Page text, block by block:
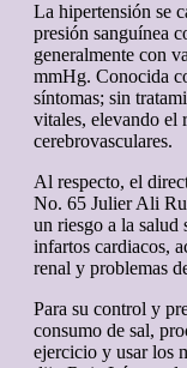
La hipertensión se
presión sanguínea
generalmente con
mmHg. Conocida
síntomas; sin
vitales, elevando el
cerebrovasculares.
Al respecto, el
No. 65 Julier Ali
un riesgo a la salud
infartos cardiacos,
renal y problemas
Para su control y
consumo de sal,
ejercicio y usar los